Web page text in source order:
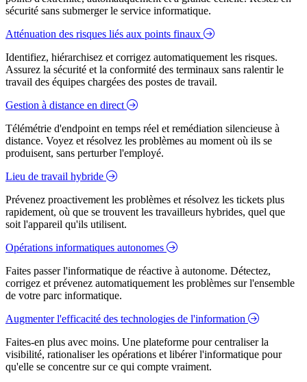
sécurité sans submerger le service informatique.
Atténuation des risques liés aux points finaux
Identifiez, hiérarchisez et corrigez automatiquement les risques.
Assurez la sécurité et la conformité des terminaux sans ralentir le
travail des équipes chargées des postes de travail.
Gestion à distance en direct
Télémétrie d'endpoint en temps réel et remédiation silencieuse à
distance. Voyez et résolvez les problèmes au moment où ils se
produisent, sans perturber l'employé.
Lieu de travail hybride
Prévenez proactivement les problèmes et résolvez les tickets plus
rapidement, où que se trouvent les travailleurs hybrides, quel que
soit l'appareil qu'ils utilisent.
Opérations informatiques autonomes
Faites passer l'informatique de réactive à autonome. Détectez,
corrigez et prévenez automatiquement les problèmes sur l'ensemble
de votre parc informatique.
Augmenter l'efficacité des technologies de l'information
Faites-en plus avec moins. Une plateforme pour centraliser la
visibilité, rationaliser les opérations et libérer l'informatique pour
qu'elle se concentre sur ce qui compte vraiment.